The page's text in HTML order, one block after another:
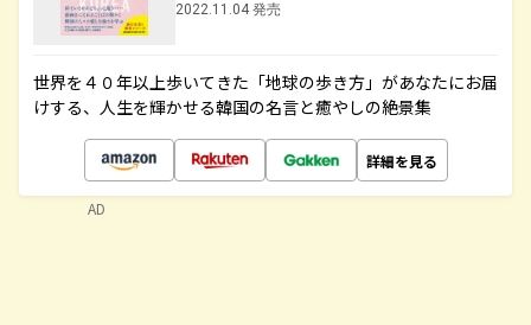
2022.11.04 発売
世界を４０年以上歩いてきた「地球の歩き方」があなたにお届
けする、人生を輝かせる韓国の名言と癒やしの絶景集
詳細を見る
AD